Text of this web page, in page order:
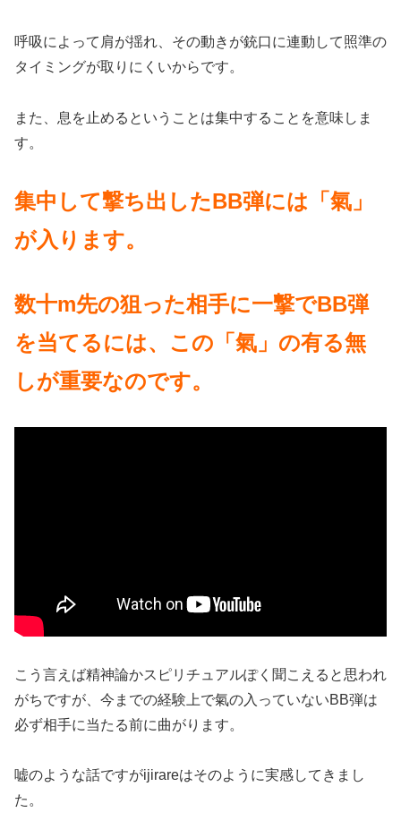
呼吸によって肩が揺れ、その動きが銃口に連動して照準の
タイミングが取りにくいからです。
また、息を止めるということは集中することを意味しま
す。
集中して撃ち出したBB弾には「氣」
が入ります。
数十m先の狙った相手に一撃でBB弾
を当てるには、この「氣」の有る無
しが重要なのです。
こう言えば精神論かスピリチュアルぽく聞こえると思われ
がちですが、今までの経験上で氣の入っていないBB弾は
必ず相手に当たる前に曲がります。
嘘のような話ですがijirareはそのように実感してきまし
た。